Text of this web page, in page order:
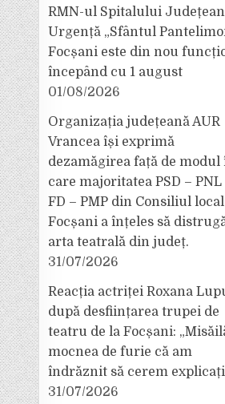
RMN-ul Spitalului
Urgență „Sfântul
Focșani este din nou
începând cu 1 august
01/08/2026
Organizația județeană AUR
Vrancea își exprimă
dezamăgirea față de modul
care majoritatea PSD – PNL
FD – PMP din Consiliul local
Focșani a înțeles să
arta teatrală din județ.
31/07/2026
Reacția actriței Roxana
după desființarea trupei de
teatru de la Focșani:
mocnea de furie că am
îndrăznit să cerem
31/07/2026